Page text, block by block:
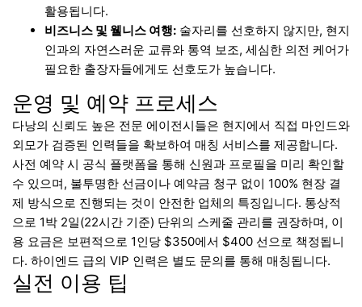
활용됩니다.
비즈니스 및 웰니스 여행: 술자리를 선호하지 않지만, 현지
인과의 자연스러운 교류와 통역 보조, 세심한 의전 케어가
필요한 출장자들에게도 선호도가 높습니다.
운영 및 예약 프로세스
다낭의 신뢰도 높은 전문 에이전시들은 현지에서 직접 마인드와
외모가 검증된 인력들을 확보하여 매칭 서비스를 제공합니다.
사전 예약 시 공식 플랫폼을 통해 신원과 프로필을 미리 확인할
수 있으며, 불투명한 선금이나 예약금 청구 없이 100% 현장 결
제 방식으로 진행되는 것이 안전한 업체의 특징입니다. 통상적
으로 1박 2일(22시간 기준) 단위의 스케줄 관리를 권장하며, 이
용 요금은 보편적으로 1인당 $350에서 $400 선으로 책정됩니
다. 하이엔드 급의 VIP 인력은 별도 문의를 통해 매칭됩니다.
실전 이용 팁